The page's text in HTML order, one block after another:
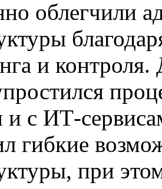
облегчили
и контроля.
и с ИТ-
гибкие
при